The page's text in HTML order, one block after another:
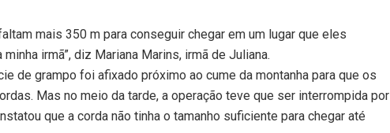
mais 350 m para conseguir chegar em um lugar que eles
irmã”, diz Mariana Marins, irmã de Juliana.
de grampo foi afixado próximo ao cume da montanha para que os
Mas no meio da tarde, a operação teve que ser interrompida por
que a corda não tinha o tamanho suficiente para chegar até